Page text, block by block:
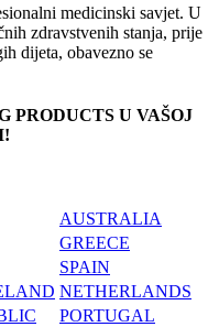
medicinski savjet. U
zdravstvenih stanja, prije
dijeta, obavezno se
PRODUCTS U VAŠOJ
AUSTRALIA
GREECE
SPAIN
NETHERLANDS
PORTUGAL